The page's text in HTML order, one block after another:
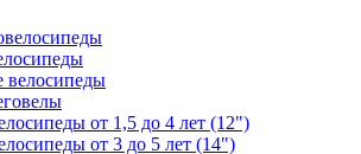
велосипеды
от 1,5 до 4 лет (12")
от 3 до 5 лет (14")